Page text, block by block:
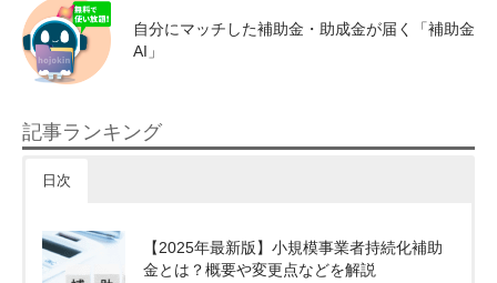
自分にマッチした補助金・助成金が届く「補助金
AI」
記事ランキング
日次
【2025年最新版】小規模事業者持続化補助
金とは？概要や変更点などを解説